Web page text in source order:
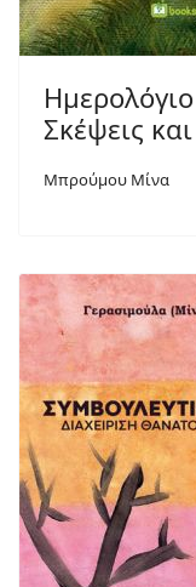
Σκέψεις
Μπρούμου Μίνα